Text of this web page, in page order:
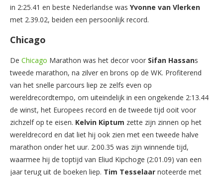
in 2:25.41 en beste Nederlandse was Yvonne van Vlerken
met 2.39.02, beiden een persoonlijk record.
Chicago
De Chicago Marathon was het decor voor Sifan Hassans
tweede marathon, na zilver en brons op de WK. Profiterend
van het snelle parcours liep ze zelfs even op
wereldrecordtempo, om uiteindelijk in een ongekende 2:13.44
de winst, het Europees record en de tweede tijd ooit voor
zichzelf op te eisen. Kelvin Kiptum zette zijn zinnen op het
wereldrecord en dat liet hij ook zien met een tweede halve
marathon onder het uur. 2:00.35 was zijn winnende tijd,
waarmee hij de toptijd van Eliud Kipchoge (2:01.09) van een
jaar terug uit de boeken liep. Tim Tesselaar noteerde met